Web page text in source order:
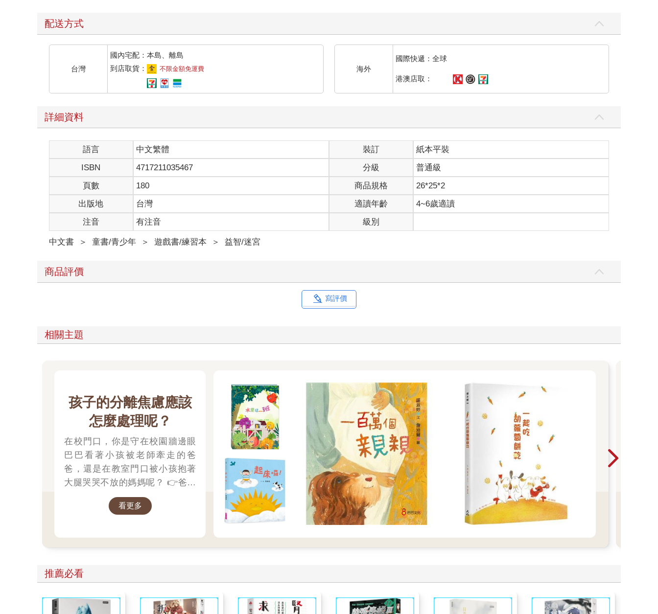
配送方式
台灣
國內宅配：本島、離島
到店取貨：
不限金額免運費 海外
國際快遞：全球
港澳店取：
詳細資料
語言 中文繁體 裝訂
紙本平裝
ISBN
4717211035467 分級
普通級
頁數
180 商品規格
26*25*2
出版地
台灣 適讀年齡
4~6歲適讀
注音
有注音 級別
中文書 ＞ 童書/青少年 ＞ 遊戲書/練習本 ＞ 益智/迷宮
商品評價
寫評價
相關主題
孩子的分離焦慮應該
怎麼處理呢？
在校門口，你是守在校園牆邊眼
巴巴看著小孩被老師牽走的爸
爸，還是在教室門口被小孩抱著
大腿哭哭不放的媽媽呢？ 👉爸媽
的分離焦慮應該怎麼處理呢？1.認
知到不安是正常的 2.讓注意力轉
👉那小朋友該如何適應過渡期
呢？1.可給予適當的安撫玩具也許
子分開時請好好堅定道別不可哄
的接回孩子 好好的渡這個時期，
看更多
推薦必看